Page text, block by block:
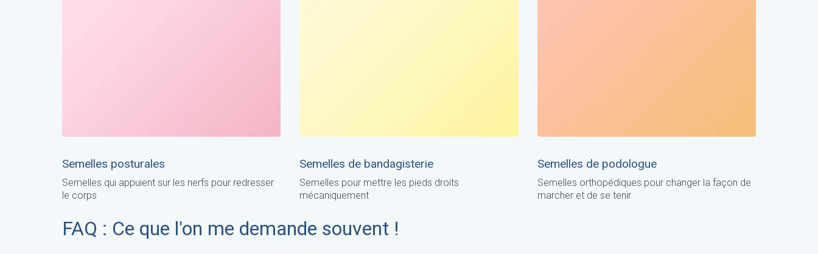
Semelles posturales
Semelles qui appuient sur les nerfs pour redresser
le corps
Semelles de bandagisterie
Semelles pour mettre les pieds droits
mécaniquement
Semelles de podologue
Semelles orthopédiques pour changer la façon de
marcher et de se tenir
FAQ : Ce que l'on me demande souvent !